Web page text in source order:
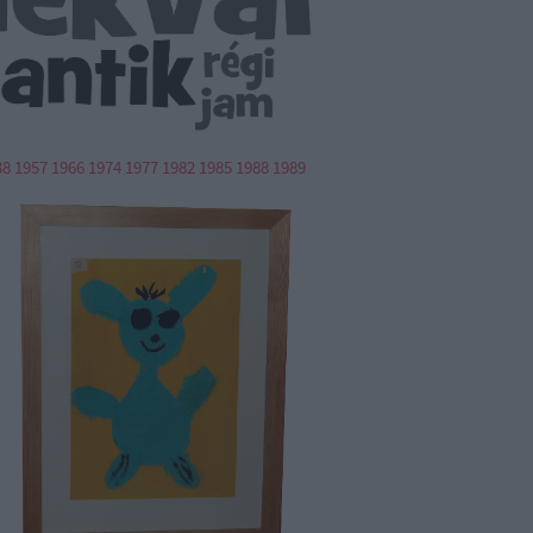
1957 1966 1974 1977 1982 1985 1988 1989